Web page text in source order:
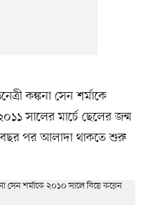
কঙ্কনা সেন শর্মাকে
সালের মার্চে ছেলের জন্ম
বছর পর আলাদা থাকতে শুরু